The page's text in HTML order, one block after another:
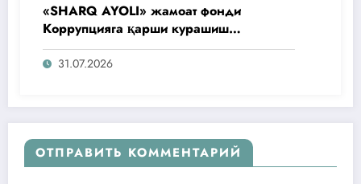
«SHARQ AYOLI» жамоат фонди
Коррупцияга қарши курашиш
агентлигидаги жамоат эшитувида
ташаббусларини тақдим этди
31.07.2026
ОТПРАВИТЬ КОММЕНТАРИЙ